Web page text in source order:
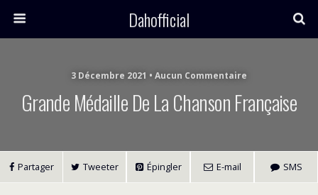
Dahofficial
3 Décembre 2021 • Aucun Commentaire
Grande Médaille De La Chanson Française
Partager Tweeter Épingler E-mail SMS